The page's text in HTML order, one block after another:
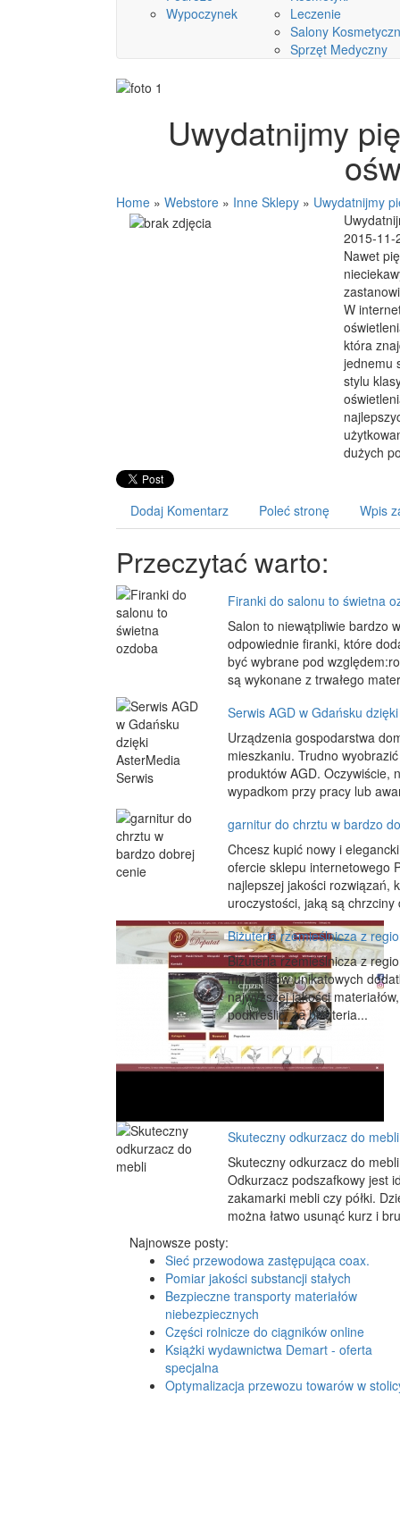
Wypoczynek
Leczenie
Salony
Sprzęt Medyczny
Uwydatnijmy
Home » Webstore » Inne Sklepy » Uwydatnijmy
2015-11-
Nawet
W
która
jednemu
stylu
dużych
Dodaj Komentarz Poleć stronę Wpis
Przeczytać warto:
Firanki do salonu to świetna
Salon to niewątpliwie bardzo
odpowiednie firanki, które
być wybrane pod
są wykonane z trwałego
Serwis AGD w Gdańsku
Urządzenia gospodarstwa
mieszkaniu. Trudno
produktów AGD. Oczywiście,
wypadkom przy pracy lub
garnitur do chrztu w bardzo
Chcesz kupić nowy i
ofercie sklepu internetowego
najlepszej jakości rozwiązań,
uroczystości, jaką są
Biżuteria rzemieślnicza z
Biżuteria rzemieślnicza z
miłośników unikatowych
najwyższej jakości
podkreślić, że biżuteria...
Skuteczny odkurzacz do mebli
Skuteczny odkurzacz do
Odkurzacz podszafkowy jest
zakamarki mebli czy półki.
można łatwo usunąć kurz i
Najnowsze posty:
Sieć przewodowa zastępująca coax.
Pomiar jakości substancji stałych
Bezpieczne transporty materiałów
niebezpiecznych
Części rolnicze do ciągników online
Książki wydawnictwa Demart - oferta
specjalna
Optymalizacja przewozu towarów w